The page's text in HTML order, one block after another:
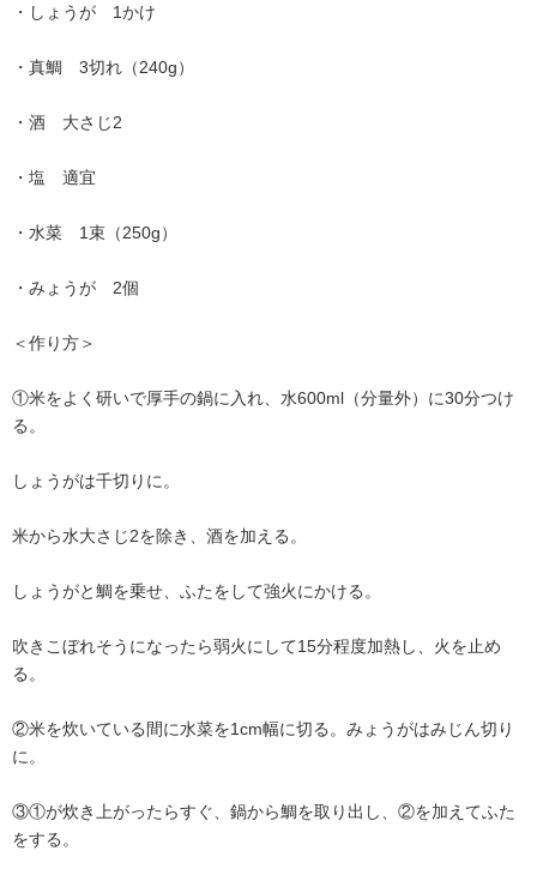
・しょうが 1かけ
・真鯛 3切れ（240g）
・酒 大さじ2
・塩 適宜
・水菜 1束（250g）
・みょうが 2個
＜作り方＞
①米をよく研いで厚手の鍋に入れ、水600ml（分量外）に30分つけ
る。
しょうがは千切りに。
米から水大さじ2を除き、酒を加える。
しょうがと鯛を乗せ、ふたをして強火にかける。
吹きこぼれそうになったら弱火にして15分程度加熱し、火を止め
る。
②米を炊いている間に水菜を1cm幅に切る。みょうがはみじん切り
に。
③①が炊き上がったらすぐ、鍋から鯛を取り出し、②を加えてふた
をする。